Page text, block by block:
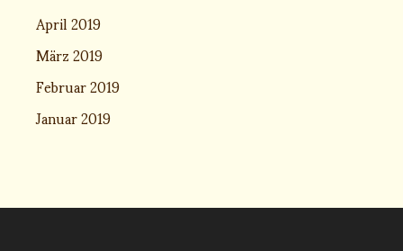
April 2019
März 2019
Februar 2019
Januar 2019